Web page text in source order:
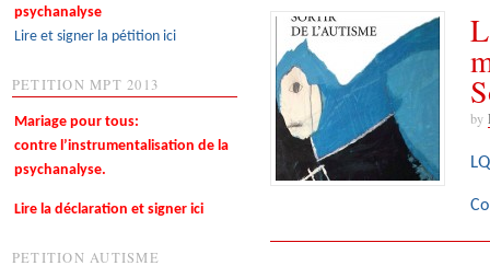
by
psychanalyse
Lire et signer la pétition ici
PETITION MPT 2013
Mariage pour tous:
contre l’instrumentalisation de la
psychanalyse.
Lire la déclaration et signer ici
PETITION AUTISME